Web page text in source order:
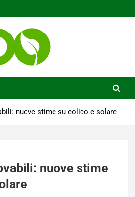
nuove stime su eolico e solare
nuove stime